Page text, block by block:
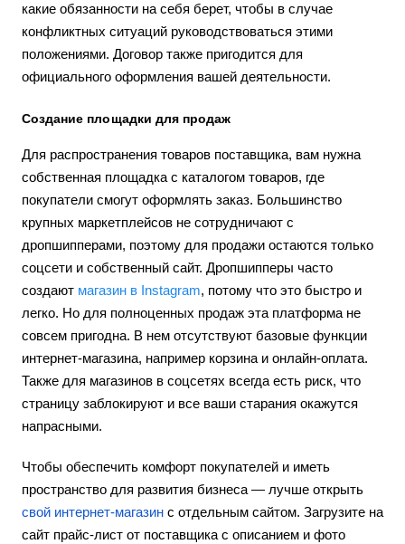
какие обязанности на себя берет, чтобы в случае
конфликтных ситуаций руководствоваться этими
положениями. Договор также пригодится для
официального оформления вашей деятельности.
Создание площадки для продаж
Для распространения товаров поставщика, вам нужна
собственная площадка с каталогом товаров, где
покупатели смогут оформлять заказ. Большинство
крупных маркетплейсов не сотрудничают с
дропшипперами, поэтому для продажи остаются только
соцсети и собственный сайт. Дропшипперы часто
создают магазин в Instagram, потому что это быстро и
легко. Но для полноценных продаж эта платформа не
совсем пригодна. В нем отсутствуют базовые функции
интернет-магазина, например корзина и онлайн-оплата.
Также для магазинов в соцсетях всегда есть риск, что
страницу заблокируют и все ваши старания окажутся
напрасными.
Чтобы обеспечить комфорт покупателей и иметь
пространство для развития бизнеса — лучше открыть
свой интернет-магазин с отдельным сайтом. Загрузите на
сайт прайс-лист от поставщика с описанием и фото